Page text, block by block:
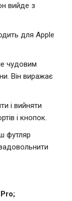
вийде з
для Apple
чудовим
Він виражає
і вийняти
і кнопок.
футляр